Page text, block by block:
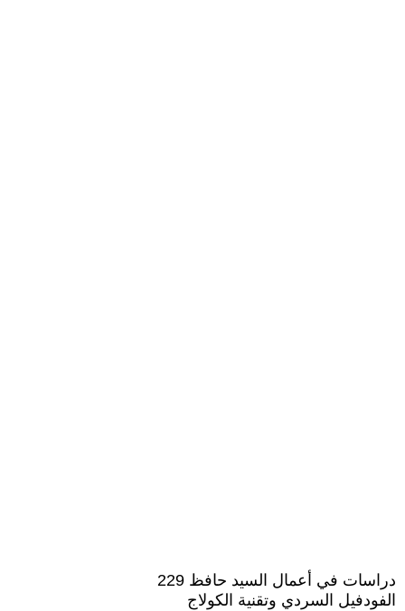
دراسات في أعمال السيد حافظ 229
الفودفيل السردي وتقنية الكولاج